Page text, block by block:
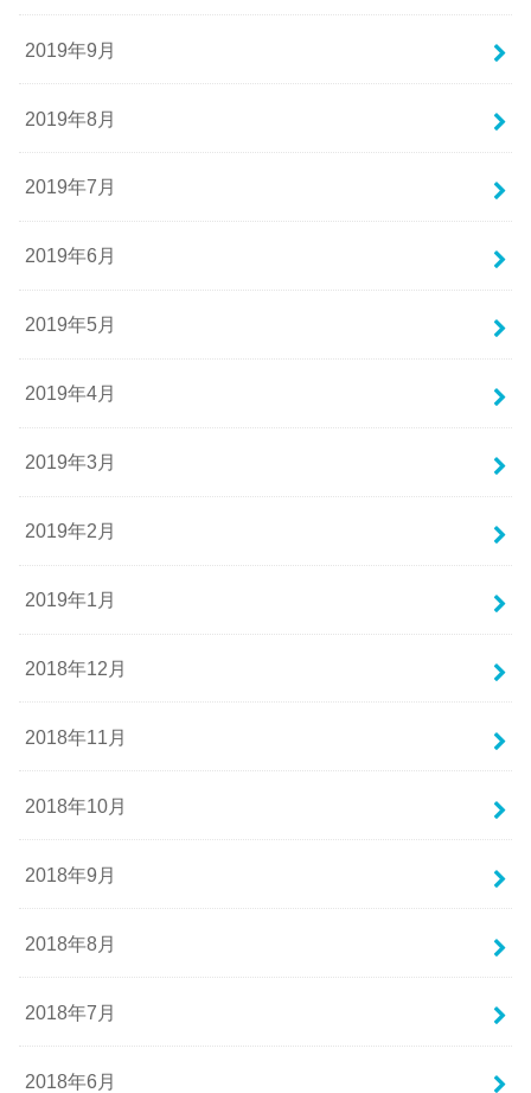
2019年9月
2019年8月
2019年7月
2019年6月
2019年5月
2019年4月
2019年3月
2019年2月
2019年1月
2018年12月
2018年11月
2018年10月
2018年9月
2018年8月
2018年7月
2018年6月